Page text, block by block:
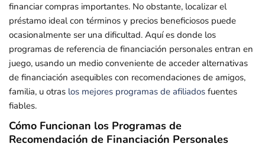
financiar compras importantes. No obstante, localizar el
préstamo ideal con términos y precios beneficiosos puede
ocasionalmente ser una dificultad. Aquí es donde los
programas de referencia de financiación personales entran en
juego, usando un medio conveniente de acceder alternativas
de financiación asequibles con recomendaciones de amigos,
familia, u otras los mejores programas de afiliados fuentes
fiables.
Cómo Funcionan los Programas de
Recomendación de Financiación Personales